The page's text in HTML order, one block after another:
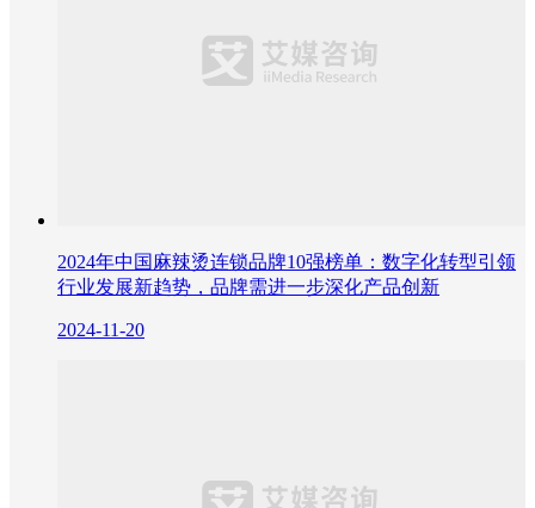
2024年中国麻辣烫连锁品牌10强榜单：数字化转型引领
行业发展新趋势，品牌需进一步深化产品创新
2024-11-20